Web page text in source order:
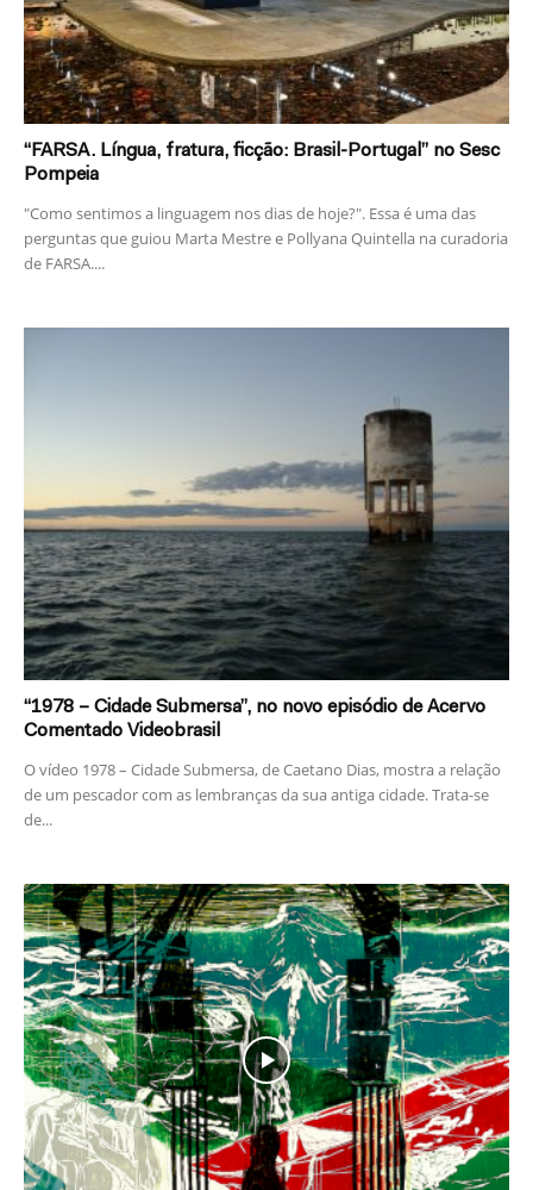
“FARSA. Língua, fratura, ficção: Brasil-Portugal” no Sesc
Pompeia
"Como sentimos a linguagem nos dias de hoje?". Essa é uma das
perguntas que guiou Marta Mestre e Pollyana Quintella na curadoria
de FARSA....
“1978 – Cidade Submersa”, no novo episódio de Acervo
Comentado Videobrasil
O vídeo 1978 – Cidade Submersa, de Caetano Dias, mostra a relação
de um pescador com as lembranças da sua antiga cidade. Trata-se
de...